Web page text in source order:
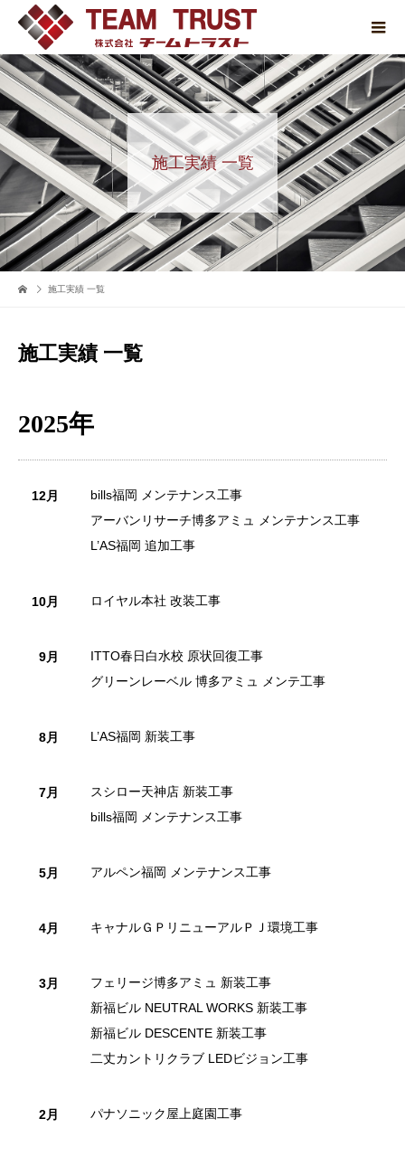
施工実績 一覧
施工実績 一覧
施工実績 一覧
2025年
12月
bills福岡 メンテナンス工事
アーバンリサーチ博多アミュ メンテナンス工事
L’AS福岡 追加工事
10月 ロイヤル本社 改装工事
9月
ITTO春日白水校 原状回復工事
グリーンレーベル 博多アミュ メンテ工事
8月 L’AS福岡 新装工事
7月
スシロー天神店 新装工事
bills福岡 メンテナンス工事
5月 アルペン福岡 メンテナンス工事
4月 キャナルＧＰリニューアルＰＪ環境工事
3月
フェリージ博多アミュ 新装工事
新福ビル NEUTRAL WORKS 新装工事
新福ビル DESCENTE 新装工事
二丈カントリクラブ LEDビジョン工事
2月 パナソニック屋上庭園工事